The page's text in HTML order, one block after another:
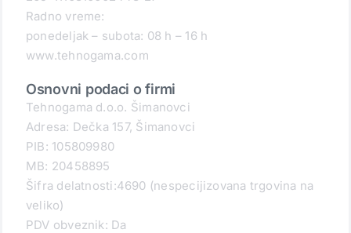
Radno vreme:
ponedeljak – subota: 08 h – 16 h
www.tehnogama.com
Osnovni podaci o firmi
Tehnogama d.o.o. Šimanovci
Adresa: Dečka 157, Šimanovci
PIB: 105809980
MB: 20458895
Šifra delatnosti:4690 (nespecijizovana trgovina na
veliko)
PDV obveznik: Da